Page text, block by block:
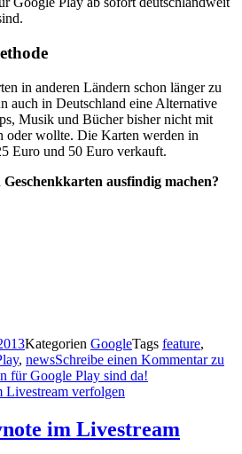
in anderen Ländern schon länger zu
auch in Deutschland eine Alternative
Musik und Bücher bisher nicht mit
oder wollte. Die Karten werden in
Euro und 50 Euro verkauft.
ausfindig machen?
Kategorien GoogleTags feature,
, newsSchreibe einen Kommentarzu
für Google Play sind da!
im Livestream